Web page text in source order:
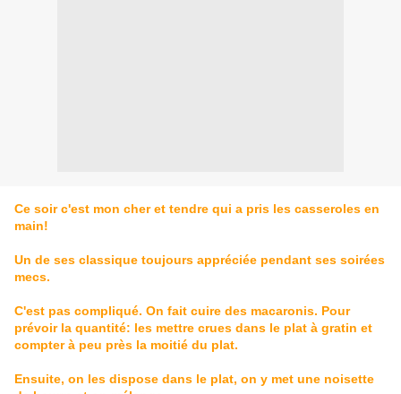
Ce soir c'est mon cher et tendre qui a pris les casseroles en
main!
Un de ses classique toujours appréciée pendant ses soirées
mecs.
C'est pas compliqué. On fait cuire des macaronis. Pour
prévoir la quantité: les mettre crues dans le plat à gratin et
compter à peu près la moitié du plat.
Ensuite, on les dispose dans le plat, on y met une noisette